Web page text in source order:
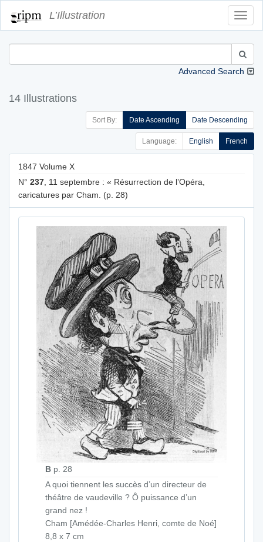
L’Illustration
Advanced Search
14 Illustrations
Sort By: Date Ascending Date Descending
Language: English French
1847 Volume X
N° 237 , 11 septembre : « Résurrection de l’Opéra,
caricatures par Cham. (p. 28)
B p. 28
A quoi tiennent les succès d’un directeur de
théâtre de vaudeville ? Ô puissance d’un
grand nez !
Cham [Amédée-Charles Henri, comte de Noé]
8,8 x 7 cm